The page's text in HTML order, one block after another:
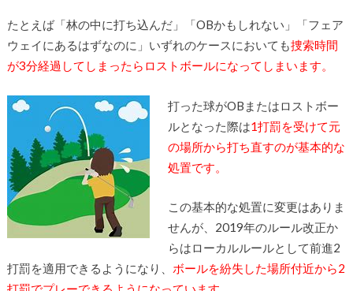
たとえば「林の中に打ち込んだ」「OBかもしれない」「フェア
ウェイにあるはずなのに」いずれのケースにおいても捜索時間
が3分経過してしまったらロストボールになってしまいます。
打った球がOBまたはロストボー
ルとなった際は1打罰を受けて元
の場所から打ち直すのが基本的な
処置です。
この基本的な処置に変更はありま
せんが、2019年のルール改正か
らはローカルルールとして前進2
打罰を適用できるようになり、 ボールを紛失した場所付近から2